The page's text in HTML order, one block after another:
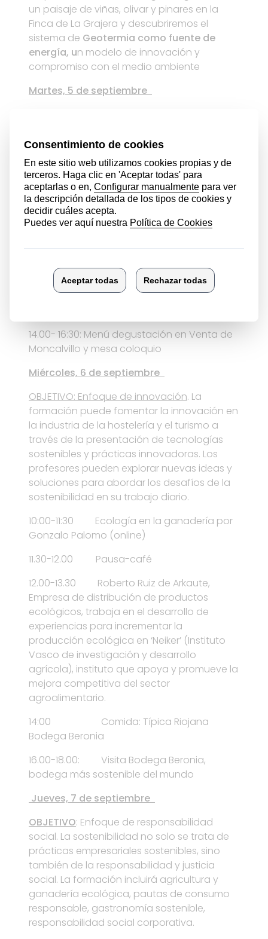
un paisaje de viñas, olivar y pinares en la
Finca de La Grajera y descubriremos el
sistema de Geotermia como fuente de
energía, un modelo de innovación y
compromiso con el medio ambiente
Martes, 5 de septiembre
que se aprende mejor a través de la
experiencia directa. Queremos incorporar
actividades prácticas, visitas a lugares y
experiencias sostenibles para proporcionar
un aprendizaje más enriquecedor e
inspirador.
Moncalvillo (1 estrellas Michelín y estrella
Michelín Verde): Filosofía del proyecto. La
huerta y el trabajo de recuperación de
cocina autóctona a base de producto e
14.00- 16:30: Menú degustación en Venta de
Moncalvillo y mesa coloquio
Miércoles, 6 de septiembre
OBJETIVO: Enfoque de innovación. La
formación puede fomentar la innovación en
la industria de la hostelería y el turismo a
través de la presentación de tecnologías
sostenibles y prácticas innovadoras. Los
profesores pueden explorar nuevas ideas y
soluciones para abordar los desafíos de la
sostenibilidad en su trabajo diario.
10:00-11:30 Ecología en la ganadería por
Gonzalo Palomo (online)
11.30-12.00 Pausa-café
12.00-13.30 Roberto Ruiz de Arkaute,
Empresa de distribución de productos
ecológicos, trabaja en el desarrollo de
experiencias para incrementar la
producción ecológica en ‘Neiker’ (Instituto
Vasco de investigación y desarrollo
agrícola), instituto que apoya y promueve la
mejora competitiva del sector
agroalimentario.
14:00 Comida: Típica Riojana
Bodega Beronia
16.00-18.00: Visita Bodega Beronia,
bodega más sostenible del mundo
Jueves, 7 de septiembre
OBJETIVO: Enfoque de responsabilidad
social. La sostenibilidad no solo se trata de
prácticas empresariales sostenibles, sino
también de la responsabilidad y justicia
social. La formación incluirá agricultura y
ganadería ecológica, pautas de consumo
responsable, gastronomía sostenible,
responsabilidad social corporativa.